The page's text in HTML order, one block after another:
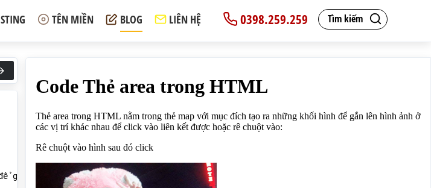
Tìm kiếm
0398.259.259
TÊN MIỀN BLOG LIÊN HỆ
để gắn lên hình ảnh ở các vị trí khác nhau để click vào liên kết được hoặc rê chuột